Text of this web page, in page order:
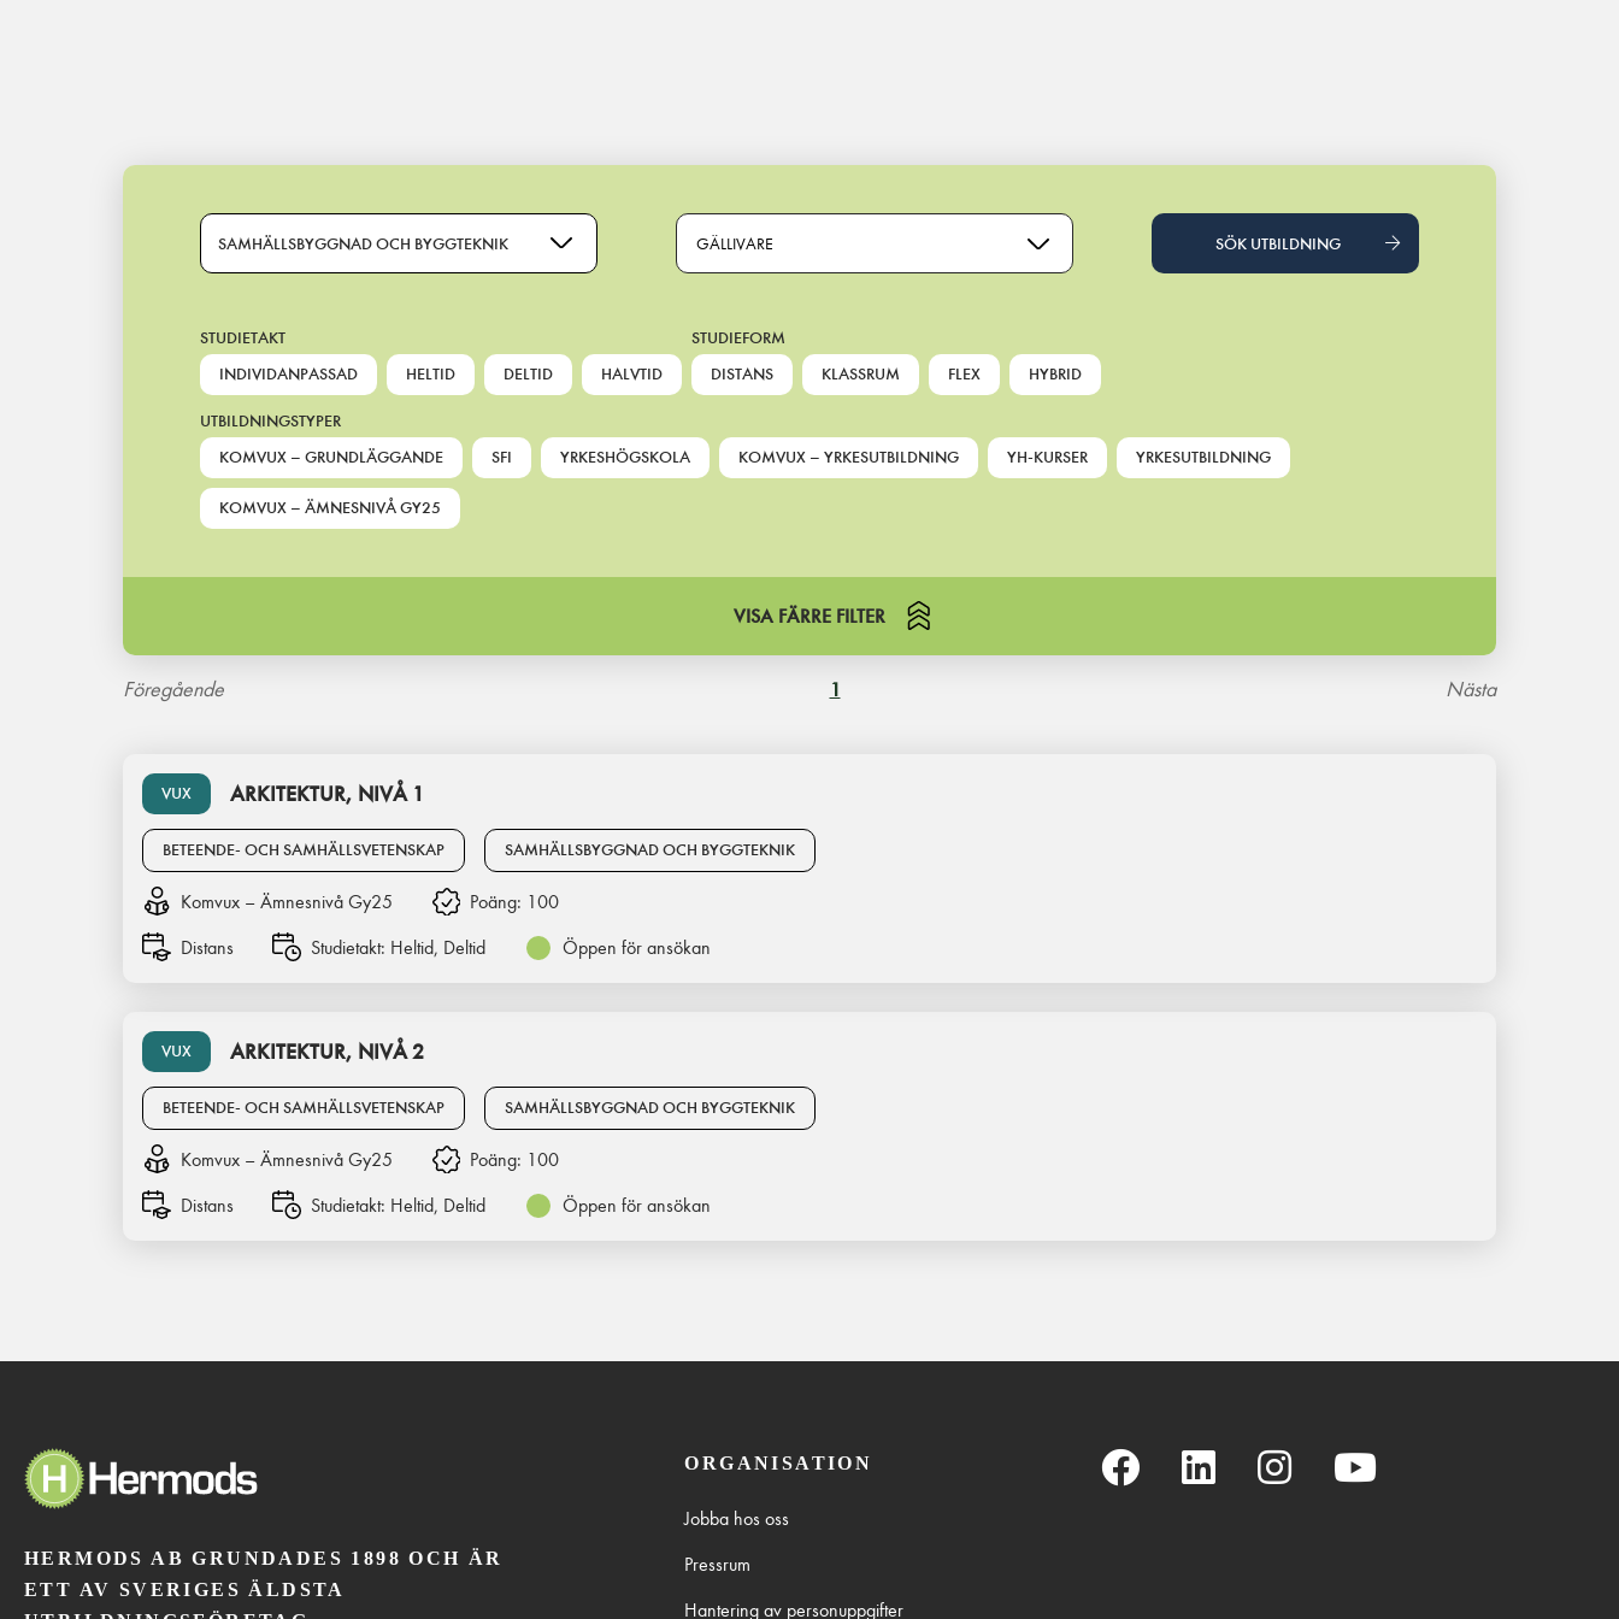
Main Navigation
SAMHÄLLSBYGGNAD OCH BYGGTEKNIK GÄLLIVARE SÖK UTBILDNING
STUDIETAKT
INDIVIDANPASSAD
HELTID DELTID HALVTID
STUDIEFORM
DISTANS
KLASSRUM FLEX HYBRID
UTBILDNINGSTYPER
KOMVUX – GRUNDLÄGGANDE
SFI YRKESHÖGSKOLA KOMVUX – YRKESUTBILDNING YH-KURSER YRKESUTBILDNING
KOMVUX – ÄMNESNIVÅ GY25
VISA FÄRRE FILTER
Föregående 1 Nästa
VUX ARKITEKTUR, NIVÅ 1
BETEENDE- OCH SAMHÄLLSVETENSKAP SAMHÄLLSBYGGNAD OCH BYGGTEKNIK
Komvux – Ämnesnivå Gy25 Poäng: 100
Distans
Studietakt: Heltid, Deltid Öppen för ansökan
VUX ARKITEKTUR, NIVÅ 2
BETEENDE- OCH SAMHÄLLSVETENSKAP SAMHÄLLSBYGGNAD OCH BYGGTEKNIK
Komvux – Ämnesnivå Gy25 Poäng: 100
Distans
Studietakt: Heltid, Deltid Öppen för ansökan
HERMODS AB GRUNDADES 1898 OCH ÄR
ETT AV SVERIGES ÄLDSTA
ORGANISATION
Jobba hos oss
Pressrum
Hantering av personuppgifter